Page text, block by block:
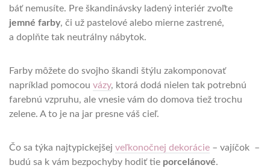
báť nemusíte. Pre škandinávsky ladený interiér zvoľte
jemné farby, či už pastelové alebo mierne zastrené,
a doplňte tak neutrálny nábytok.
Farby môžete do svojho škandi štýlu zakomponovať
napríklad pomocou vázy, ktorá dodá nielen tak potrebnú
farebnú vzpruhu, ale vnesie vám do domova tiež trochu
zelene. A to je na jar presne váš cieľ.
Čo sa týka najtypickejšej veľkonočnej dekorácie – vajíčok –
budú sa k vám bezpochyby hodiť tie porcelánové.